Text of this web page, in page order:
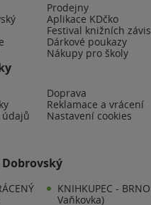
Prodejny
Aplikace KDčko
Festival knižních
Dárkové poukazy
Nákupy pro školy
Doprava
Reklamace a vrácení
údajů
Nastavení cookies
KNIHKUPEC -
Vaňkovka)